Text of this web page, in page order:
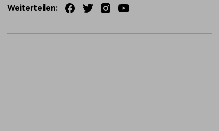
Weiterteilen: